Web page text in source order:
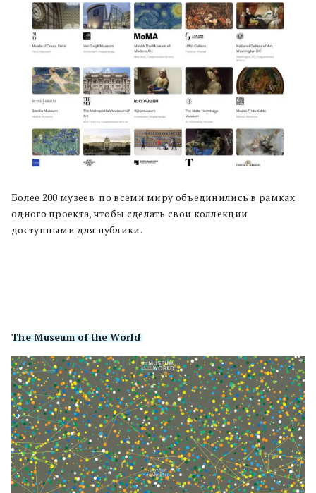
Более 200 музеев по всеми миру объединились в рамках
одного проекта, чтобы сделать свои коллекции
доступными для публики.
The Museum of the World